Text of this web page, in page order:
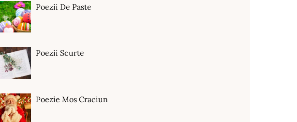
Poezii De Paste
Poezii Scurte
Poezie Mos Craciun